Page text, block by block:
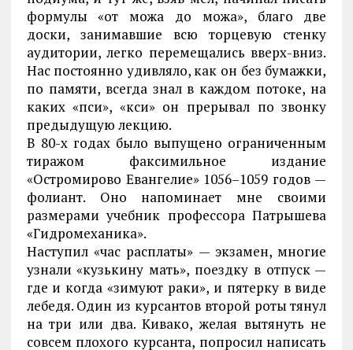
формулы «от можа до можа», благо две
доски, занимавшие всю торцевую стенку
аудитории, легко перемещались вверх-вниз.
Нас постоянно удивляло, как он без бумажки,
по памяти, всегда знал в каждом потоке, на
каких «пси», «кси» он прерывал по звонку
предыдущую лекцию.
В 80-х годах было выпущено ограниченным
тиражом факсимильное издание
«Остромирово Евангелие» 1056–1059 годов —
фолиант. Оно напоминает мне своими
размерами учебник профессора Патрышева
«Гидромеханика».
Наступил «час расплаты» — экзамен, многие
узнали «кузькину мать», поездку в отпуск —
где и когда «зимуют раки», и пятерку в виде
лебедя. Один из курсантов второй роты тянул
на три или два. Кивако, желая вытянуть не
совсем плохого курсанта, попросил написать